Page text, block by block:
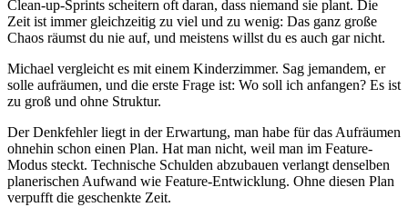
Clean-up-Sprints scheitern oft daran, dass niemand sie plant. Die
Zeit ist immer gleichzeitig zu viel und zu wenig: Das ganz große
Chaos räumst du nie auf, und meistens willst du es auch gar nicht.
Michael vergleicht es mit einem Kinderzimmer. Sag jemandem, er
solle aufräumen, und die erste Frage ist: Wo soll ich anfangen? Es ist
zu groß und ohne Struktur.
Der Denkfehler liegt in der Erwartung, man habe für das Aufräumen
ohnehin schon einen Plan. Hat man nicht, weil man im Feature-
Modus steckt. Technische Schulden abzubauen verlangt denselben
planerischen Aufwand wie Feature-Entwicklung. Ohne diesen Plan
verpufft die geschenkte Zeit.